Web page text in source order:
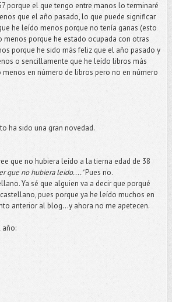
porque el que tengo entre manos lo terminaré
que el año pasado, lo que puede significar
he leído menos porque no tenía ganas (esto
menos porque he estado ocupada con otras
porque he sido más feliz que el año pasado y
o sencillamente que he leído libros más
menos en número de libros pero no en número
ha sido una gran novedad.
que no hubiera leído a la tierna edad de 38
que no hubiera leido...."Pues no.
Ya sé que alguien va a decir que porqué
pues porque ya he leído muchos en
anterior al blog…y ahora no me apetecen.
año: